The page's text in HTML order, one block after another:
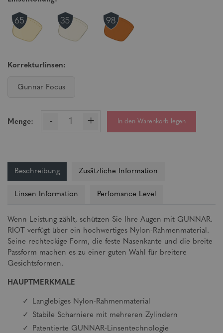
Korrekturlinsen:
Gunnar Focus
Menge: - + In den Warenkorb legen
Beschreibung Zusätzliche Information
Linsen Information Perfomance Level
Wenn Leistung zählt, schützen Sie Ihre Augen mit GUNNAR.
RIOT verfügt über ein hochwertiges Nylon-Rahmenmaterial.
Seine rechteckige Form, die feste Nasenkante und die breite
Passform machen es zu einer guten Wahl für breitere
Gesichtsformen.
HAUPTMERKMALE
Langlebiges Nylon-Rahmenmaterial
Stabile Scharniere mit mehreren Zylindern
Patentierte GUNNAR-Linsentechnologie